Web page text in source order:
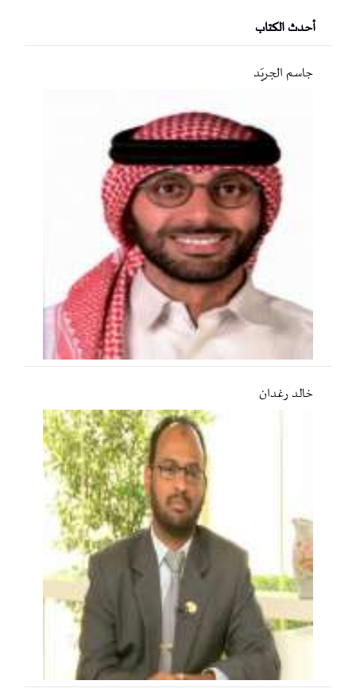
أحدث الكتاب
جاسم الجريّد
خالد رغدان